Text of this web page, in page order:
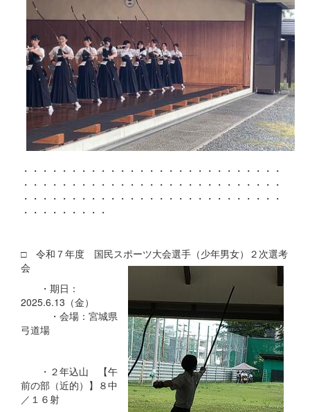
・・・・・・・・・・・・・・・・・・・・・・・・・・・
・・・・・・・・・・・・・・・・・・・・・・・・・・・
・・・・・・・・・・・・・・・・・・・・・・・・・・・
・・・・・・・・・
□ 令和７年度 国民スポーツ大会選手（少年男女）２次選考
会
・期日：
2025.6.13（金）
・会場：宮城県
弓道場
・２年込山 【午
前の部（近的）】８中
／１６射